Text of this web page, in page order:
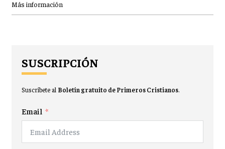
Más información
SUSCRIPCIÓN
Suscríbete al Boletín gratuito de Primeros Cristianos.
Email